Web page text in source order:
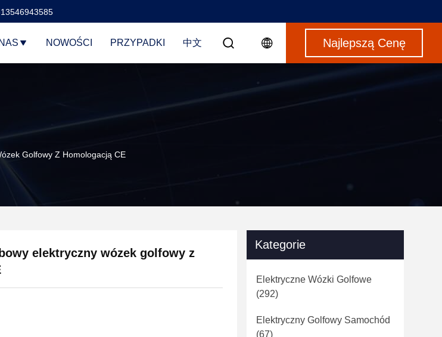
NOWOŚCI PRZYPADKI 中文 Najlepszą Cenę
Golfowy Z Homologacją CE
elektryczny wózek golfowy z
Kategorie
Elektryczne Wózki Golfowe
(292)
Elektryczny Golfowy Samochód
(67)